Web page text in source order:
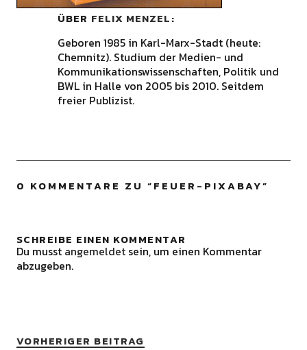
ÜBER FELIX MENZEL
Geboren 1985 in Karl-Marx-Stadt (heute:
Chemnitz). Studium der Medien- und
Kommunikationswissenschaften, Politik und
BWL in Halle von 2005 bis 2010. Seitdem
freier Publizist.
0 KOMMENTARE ZU “FEUER-PIXABAY”
SCHREIBE EINEN KOMMENTAR
Du musst angemeldetsein, um einen Kommentar
abzugeben.
VORHERIGER BEITRAG